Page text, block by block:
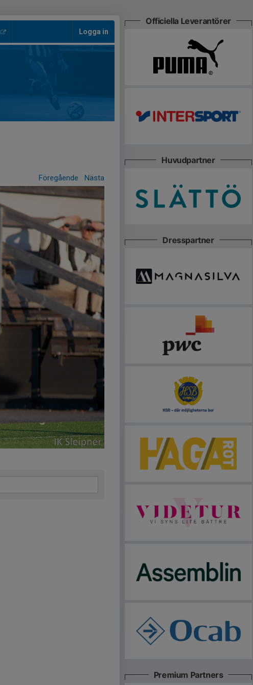
Logga in
Föregående Nästa
Officiella Leverantörer
Huvudpartner
Dresspartner
Premium Partners